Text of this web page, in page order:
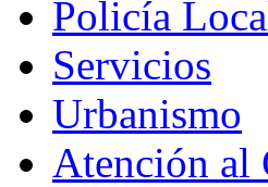
Policía
Servicios
Urbanismo
Atención al